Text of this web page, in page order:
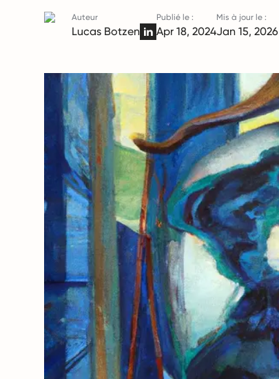
Auteur
Lucas Botzen
Publié le :
Apr 18, 2024
Mis à jour le :
Jan 15, 2026